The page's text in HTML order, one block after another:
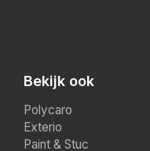
Bekijk ook
Polycaro
Exterio
Paint & Stuc